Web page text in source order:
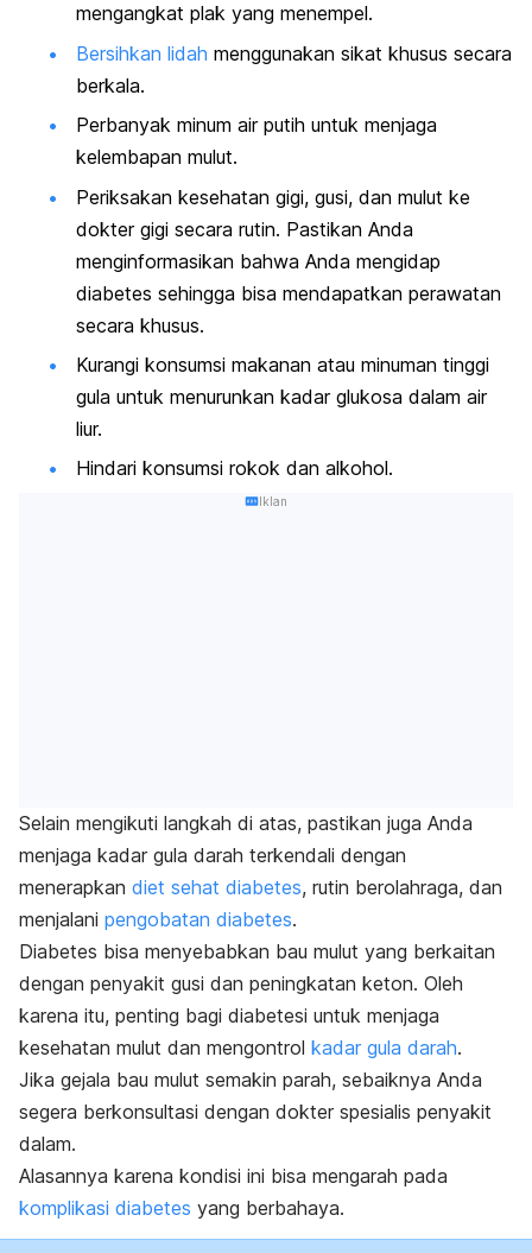
mengangkat plak yang menempel.
Bersihkan lidah menggunakan sikat khusus secara
berkala.
Perbanyak minum air putih untuk menjaga
kelembapan mulut.
Periksakan kesehatan gigi, gusi, dan mulut ke
dokter gigi secara rutin. Pastikan Anda
menginformasikan bahwa Anda mengidap
diabetes sehingga bisa mendapatkan perawatan
secara khusus.
Kurangi konsumsi makanan atau minuman tinggi
gula untuk menurunkan kadar glukosa dalam air
liur.
Hindari konsumsi rokok dan alkohol.
Iklan
Selain mengikuti langkah di atas, pastikan juga Anda
menjaga kadar gula darah terkendali dengan
menerapkan diet sehat diabetes, rutin berolahraga, dan
menjalani pengobatan diabetes.
Diabetes bisa menyebabkan bau mulut yang berkaitan
dengan penyakit gusi dan peningkatan keton. Oleh
karena itu, penting bagi diabetesi untuk menjaga
kesehatan mulut dan mengontrol kadar gula darah.
Jika gejala bau mulut semakin parah, sebaiknya Anda
segera berkonsultasi dengan dokter spesialis penyakit
dalam.
Alasannya karena kondisi ini bisa mengarah pada
komplikasi diabetes yang berbahaya.